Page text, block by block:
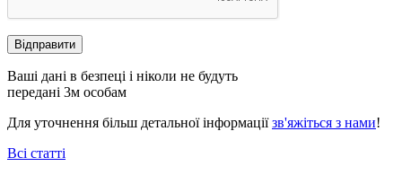
Ваші дані в безпеці і ніколи не будуть
передані 3м особам
Для уточнення більш детальної інформаціїзв'яжіться з нами!
Всі статті